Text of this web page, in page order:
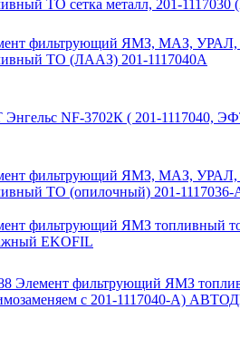
ТО сетка металл, 201-1117030
фильтрующий ЯМЗ, МАЗ,
ТО (ЛААЗ) 201-1117040А
NF-3702К ( 201-1117040,
фильтрующий ЯМЗ, МАЗ,
ТО (опилочный) 201-1117036-
фильтрующий ЯМЗ топливный
EKOFIL
Элемент фильтрующий ЯМЗ
с 201-1117040-А)